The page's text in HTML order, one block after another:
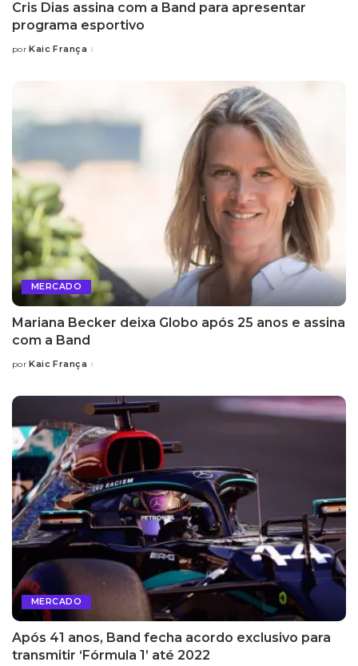
Cris Dias assina com a Band para apresentar
programa esportivo
Posted
por Kaic França
MERCADO
Mariana Becker deixa Globo após 25 anos e assina
com a Band
Posted
por Kaic França
MERCADO
Após 41 anos, Band fecha acordo exclusivo para
transmitir ‘Fórmula 1’ até 2022